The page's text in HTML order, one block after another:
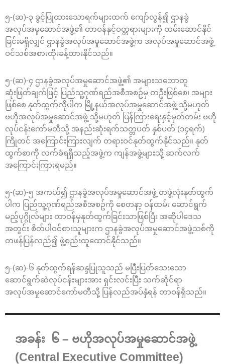
၅-(ဆ)-၃ ခွင့်ပြုထားသောရက်များထက် ကျော်လွန်၍ ဌာနခွဲ
အလုပ်အမှုဆောင်အဖွဲ့၏ တာဝန်နှင့်ဝတ္တရားများကို ထမ်းဆောင်နိုင်
ခြင်းမရှိလျှင် ဌာနခွဲအလုပ်အမှုဆောင်အဖွဲ့က အလုပ်အမှုဆောင်အဖွဲ့
ဝင်သစ်အစားထိုးခန့်ထားနိုင်သည်။
၅-(ဆ)-၄ ဌာနခွဲအလုပ်အမှုဆောင်အဖွဲ့၏ အများသဘောတူ
ဆုံးဖြတ်ချက်ဖြင့် ပြည်သူ့ဂုဏ်ရည်အစီအစဥ်မှ တဦးဖြစ်စေ၊ အများ
ဖြစ်စေ နုတ်ထွက်လိုပါက မြို့နယ်အလုပ်အမှုဆောင်အဖွဲ့ သို့မဟုတ်
ဗဟိုအလုပ်အမှုဆောင်အဖွဲ့ သို့မဟုတ် ပြန်ကြားရေးနှင့်မှတ်တမ်း ဗဟို
လုပ်ငန်းကော်မတီသို့ အနည်းဆုံးရက်သတ္တပတ် နှစ်ပတ် (၁၄ရက်)
ကြိုတင် အကြောင်းကြားလျက် တရားဝင်နုတ်ထွက်နိုင်သည်။ နုတ်
ထွက်စာကို လက်ခံရရှိသည့်အဖွဲ့က ကျန်အဖွဲ့များသို့ ဆက်လက်
အကြောင်းကြားရမည်။
၅-(ဆ)-၅ အကယ်၍ ဌာနခွဲအလုပ်အမှုဆောင်အဖွဲ့ တဖွဲ့လုံးနုတ်ထွက်
ပါက ပြည်သူ့ဂုဏ်ရည်အစီအစဥ်ကို စေတနာ့ ဝန်ထမ်း ဆောင်ရွက်
မည့်ပုဂ္ဂိုလ်များ တာဝန်မှနုတ်ထွက်ခြင်းသာဖြစ်ပြီး အဆိုပါ‌ဒေသ
အတွင်း စိတ်ပါဝင်စားသူများက ဌာနခွဲအလုပ်အမှုဆောင်အဖွဲ့သစ်ကို
တဖန်ပြန်လည်၍ ဖွဲ့စည်းထူထောင်နိုင်သည်။
၅-(ဆ)-၆ နုတ်ထွက်ရန်ဆန္ဒပြုသူသည် မပြီးပြတ်သေးသော
ဆောင်ရွက်ဆဲလုပ်ငန်းများအား ရှင်းလင်းပြီး သက်ဆိုင်ရာ
အလုပ်အမှုဆောင်ကော်မတီသို့ ပြန်လည်အပ်နှံရန် တာဝန်ရှိသည်။
အခန်း ၆ – ဗဟိုအလုပ်အမှုဆောင်အဖွဲ့
(Central Executive Committee)